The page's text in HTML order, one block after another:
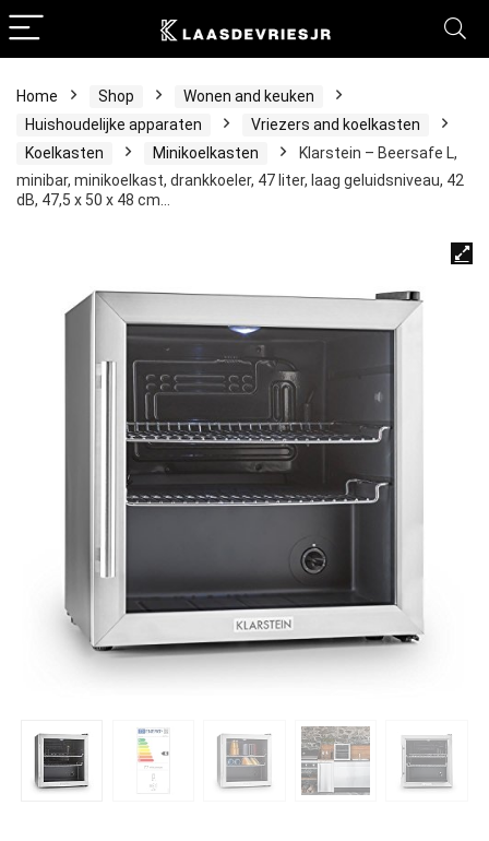
Home Shop
Wonen and keuken
Huishoudelijke apparaten
Vriezers and koelkasten
Koelkasten
Minikoelkasten
Klarstein – Beersafe L,
minibar, minikoelkast, drankkoeler, 47 liter, laag geluidsniveau, 42
dB, 47,5 x 50 x 48 cm…